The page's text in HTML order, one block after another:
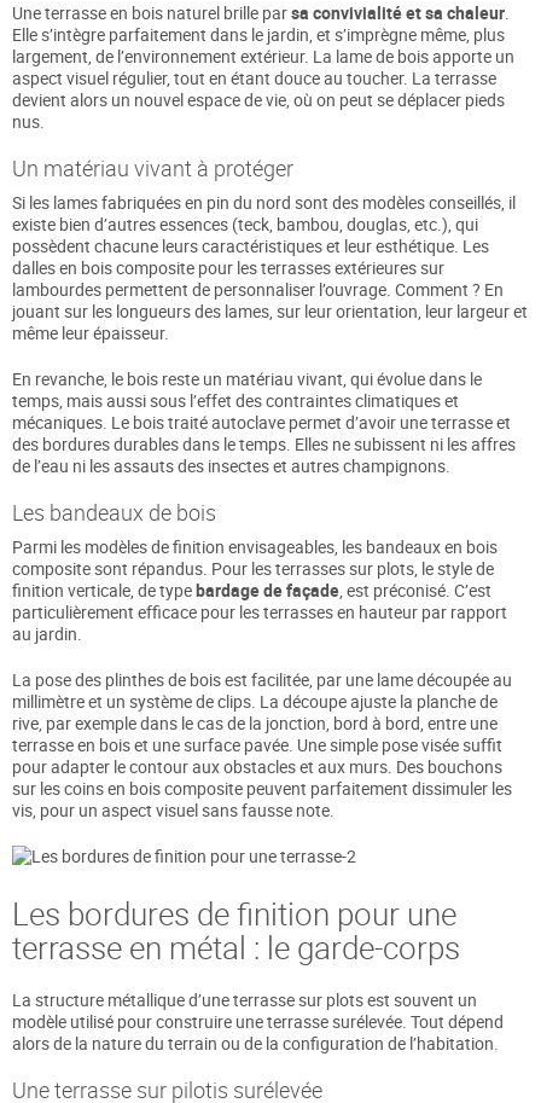
Une terrasse en bois naturel brille parsa convivialité et sa chaleur.
Elle s’intègre parfaitement dans le jardin, et s’imprègne même, plus
largement, de l’environnement extérieur. La lame de bois apporte un
aspect visuel régulier, tout en étant douce au toucher. La terrasse
devient alors un nouvel espace de vie, où on peut se déplacer pieds
nus.
Un matériau vivant à protéger
Si les lames fabriquées en pin du nord sont des modèles conseillés, il
existe bien d’autres essences (teck, bambou, douglas, etc.), qui
possèdent chacune leurs caractéristiques et leur esthétique. Les
dalles en bois composite pour les terrasses extérieures sur
lambourdes permettent de personnaliser l’ouvrage. Comment ? En
jouant sur les longueurs des lames, sur leur orientation, leur largeur et
même leur épaisseur.
En revanche, le bois reste un matériau vivant, qui évolue dans le
temps, mais aussi sous l’effet des contraintes climatiques et
mécaniques. Le bois traité autoclave permet d’avoir une terrasse et
des bordures durables dans le temps. Elles ne subissent ni les affres
de l’eau ni les assauts des insectes et autres champignons.
Les bandeaux de bois
Parmi les modèles de finition envisageables, les bandeaux en bois
composite sont répandus. Pour les terrasses sur plots, le style de
finition verticale, de typebardage de façade, est préconisé. C’est
particulièrement efficace pour les terrasses en hauteur par rapport
au jardin.
La pose des plinthes de bois est facilitée, par une lame découpée au
millimètre et un système de clips. La découpe ajuste la planche de
rive, par exemple dans le cas de la jonction, bord à bord, entre une
terrasse en bois et une surface pavée. Une simple pose visée suffit
pour adapter le contour aux obstacles et aux murs. Des bouchons
sur les coins en bois composite peuvent parfaitement dissimuler les
vis, pour un aspect visuel sans fausse note.
Les bordures de finition pour une
terrasse en métal : le garde-corps
La structure métallique d’une terrasse sur plots est souvent un
modèle utilisé pour construire une terrasse surélevée. Tout dépend
alors de la nature du terrain ou de la configuration de l’habitation.
Une terrasse sur pilotis surélevée